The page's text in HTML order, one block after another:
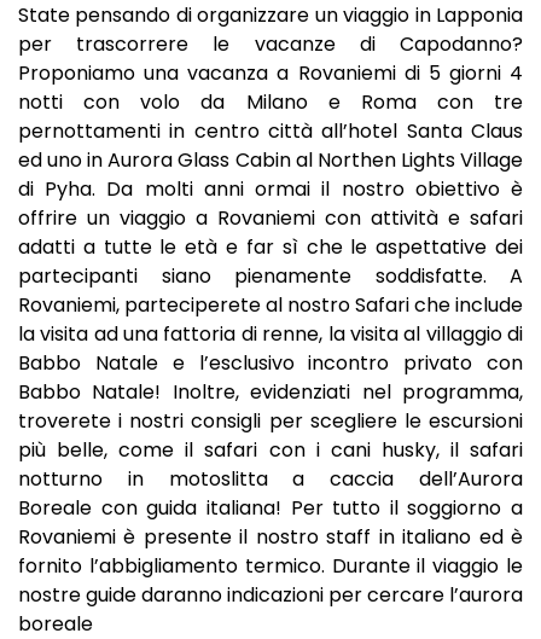
State pensando di organizzare un viaggio in Lapponia
per trascorrere le vacanze di Capodanno?
Proponiamo una vacanza a Rovaniemi di 5 giorni 4
notti con volo da Milano e Roma con tre
pernottamenti in centro città all’hotel Santa Claus
ed uno in Aurora Glass Cabin al Northen Lights Village
di Pyha. Da molti anni ormai il nostro obiettivo è
offrire un viaggio a Rovaniemi con attività e safari
adatti a tutte le età e far sì che le aspettative dei
partecipanti siano pienamente soddisfatte. A
Rovaniemi, parteciperete al nostro Safari che include
la visita ad una fattoria di renne, la visita al villaggio di
Babbo Natale e l’esclusivo incontro privato con
Babbo Natale! Inoltre, evidenziati nel programma,
troverete i nostri consigli per scegliere le escursioni
più belle, come il safari con i cani husky, il safari
notturno in motoslitta a caccia dell’Aurora
Boreale con guida italiana! Per tutto il soggiorno a
Rovaniemi è presente il nostro staff in italiano ed è
fornito l’abbigliamento termico. Durante il viaggio le
nostre guide daranno indicazioni per cercare l’aurora
boreale